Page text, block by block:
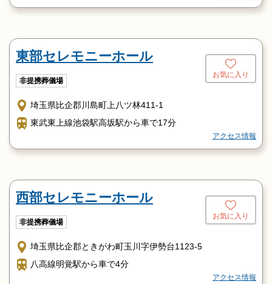
東部セレモニーホール
非提携葬儀場
お気に入り
埼玉県比企郡川島町上八ツ林411-1
東武東上線池袋駅高坂駅から車で17分
アクセス情報
西部セレモニーホール
非提携葬儀場
お気に入り
埼玉県比企郡ときがわ町玉川字伊勢台1123-5
八高線明覚駅から車で4分
アクセス情報